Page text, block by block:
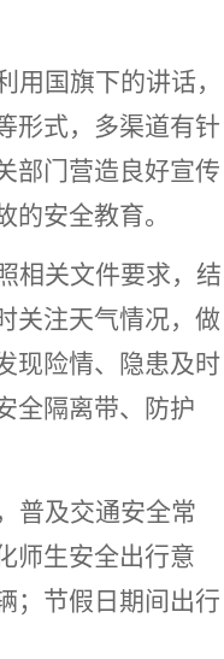
用国旗下的讲话，
形式，多渠道有针
部门营造良好宣传
安全教育。
相关文件要求，结
关注天气情况，做
现险情、隐患及时
全隔离带、防护
普及交通安全常
师生安全出行意
；节假日期间出行